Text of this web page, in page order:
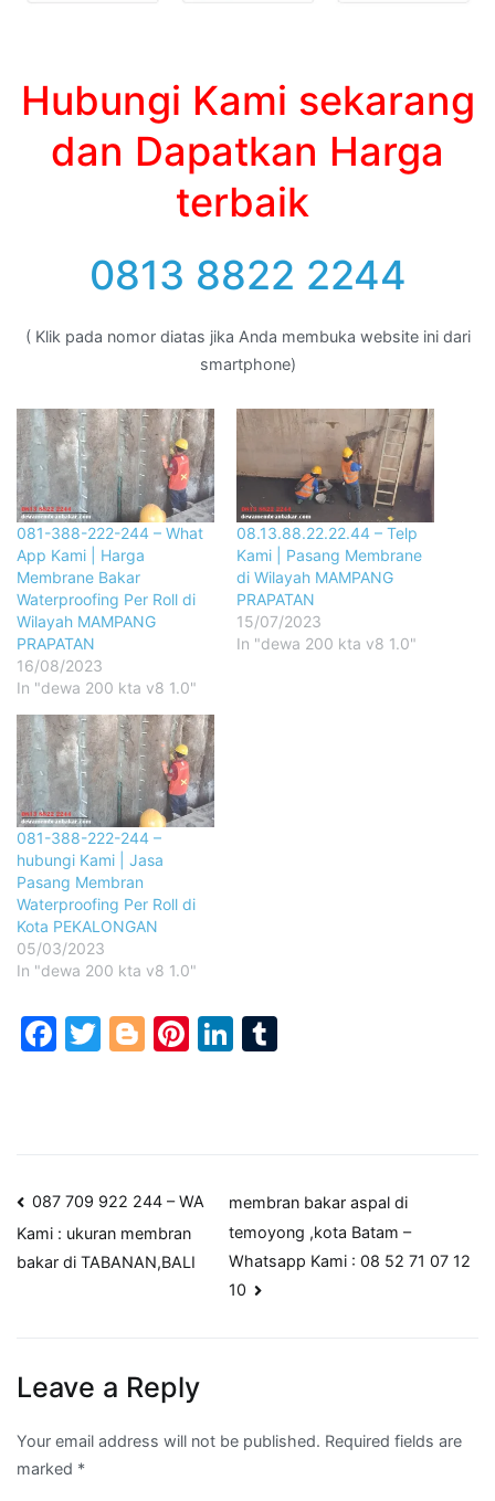
Hubungi Kami sekarang
dan Dapatkan Harga
terbaik
0813 8822 2244
( Klik pada nomor diatas jika Anda membuka website ini dari
smartphone)
081-388-222-244 – What
App Kami | Harga
Membrane Bakar
Waterproofing Per Roll di
Wilayah MAMPANG
PRAPATAN
16/08/2023
In "dewa 200 kta v8 1.0"
08.13.88.22.22.44 – Telp
Kami | Pasang Membrane
di Wilayah MAMPANG
PRAPATAN
15/07/2023
In "dewa 200 kta v8 1.0"
081-388-222-244 –
hubungi Kami | Jasa
Pasang Membran
Waterproofing Per Roll di
Kota PEKALONGAN
05/03/2023
In "dewa 200 kta v8 1.0"
Facebook
Twitter
Blogger
Pinterest
LinkedIn
Post
navigation
087 709 922 244 – WA
Kami : ukuran membran
bakar di TABANAN,BALI
membran bakar aspal di
temoyong ,kota Batam –
Whatsapp Kami : 08 52 71 07 12
10
Leave a Reply
Your email address will not be published. Required fields are
marked *